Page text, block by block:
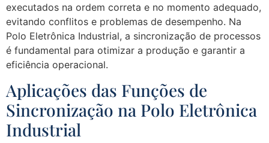
executados na ordem correta e no momento adequado,
evitando conflitos e problemas de desempenho. Na
Polo Eletrônica Industrial, a sincronização de processos
é fundamental para otimizar a produção e garantir a
eficiência operacional.
Aplicações das Funções de
Sincronização na Polo Eletrônica
Industrial